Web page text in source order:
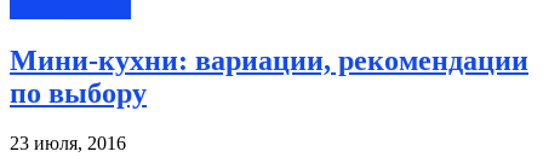
Мини-кухни: вариации, рекомендации
по выбору
23 июля, 2016